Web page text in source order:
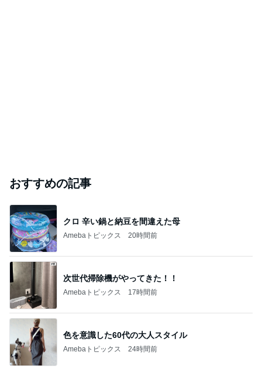
おすすめの記事
クロ 辛い鍋と納豆を間違えた母
Amebaトピックス 20時間前
次世代掃除機がやってきた！！
Amebaトピックス 17時間前
色を意識した60代の大人スタイル
Amebaトピックス 24時間前